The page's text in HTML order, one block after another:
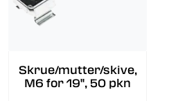
Skrue/mutter/skive,
M6 for 19'', 50 pkn